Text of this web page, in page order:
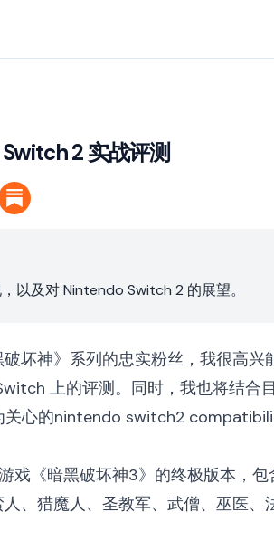
2 实战评测
以及对 Nintendo Switch 2 的展望。
坏神》系列的忠实粉丝，我很高兴
上的评测。同时，我也将结合
心的nintendo switch2
戏《暗黑破坏神3》的终极版本，
、猎魔人、圣教军、武僧、巫医、